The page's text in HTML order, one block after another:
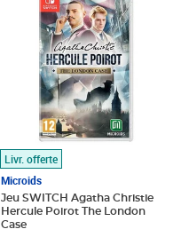
Livr. offerte
Microids
Jeu SWITCH Agatha Christie
Hercule Poirot The London
Case